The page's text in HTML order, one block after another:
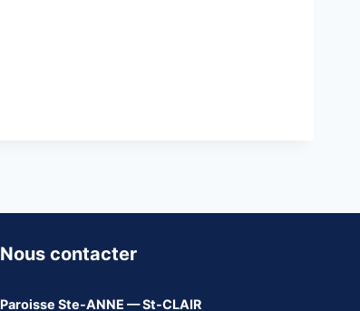
Nous contacter
Paroisse Ste-ANNE — St-CLAIR